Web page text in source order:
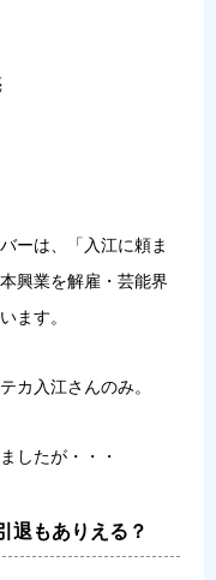
ーは、「入江に頼ま
興業を解雇・芸能界
ます。
カ入江さんのみ。
したが・・・
退もありえる？